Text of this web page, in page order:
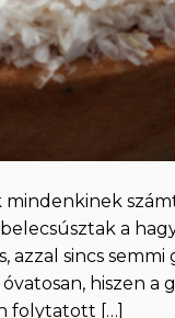
a
sincs semmi
hiszen a
folytatott […]